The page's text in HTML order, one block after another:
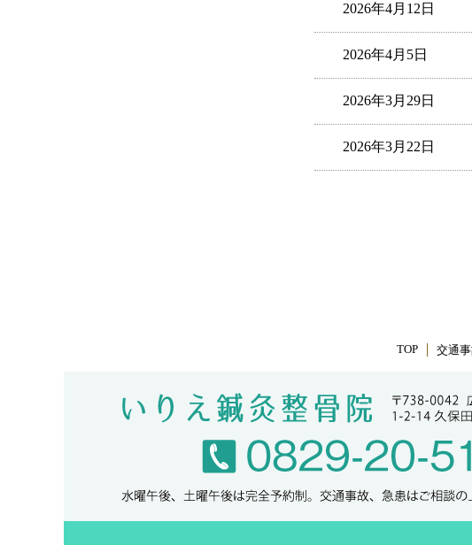
2026年4月12日
2026年4月5日
2026年3月29日
2026年3月22日
TOP 交通